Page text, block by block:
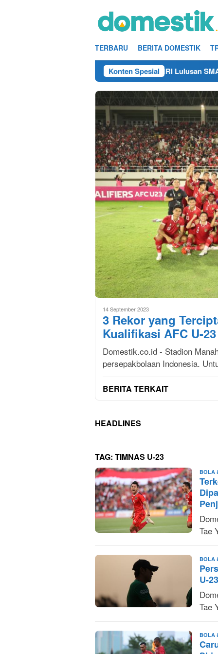
TERBARU BERITA DOMESTIK
Konten Spesial
Info Kerja Teknisi/Mekanik DAMRI Lulusan SMA/SMK
14 September 2023
3 Rekor yang
Kualifikasi AFC U-23
Domestik.co.id - Stadion
persepakbolaan Indonesia.
BERITA TERKAIT
HEADLINES
TAG: TIMNAS U-23
BOLA
Tae
BOLA
U-
Tae
BOLA